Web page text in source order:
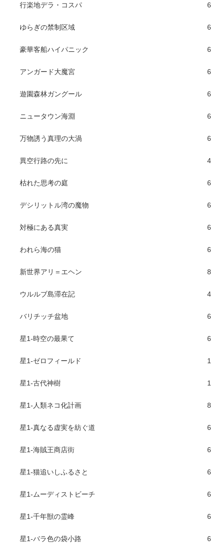
行楽地デラ・コスパ 6
ゆらぎの禁制区域 6
豪華客船ハイパニック 6
アンガード大魔宮 6
遊園森林ガングール 6
ニュータウン海淵 6
万物誘う真理の大渦 6
異空行路の先に 4
枯れた思考の庭 6
デシリットル湾の魔物 6
対極にある真実 6
われら海の猫 6
新世界アリ＝エヘン 8
ウルルブ島滞在記 4
バリチッチ盆地 6
星1-時空の最果て 6
星1-ゼロフィールド 1
星1-古代神樹 1
星1-人類ネコ化計画 8
星1-真なる虚実を紡ぐ道 6
星1-海賊王商店街 6
星1-猫追いしふるさと 6
星1-ムーディストビーチ 6
星1-千年獣の霊峰 6
星1-バラ色の袋小路 6